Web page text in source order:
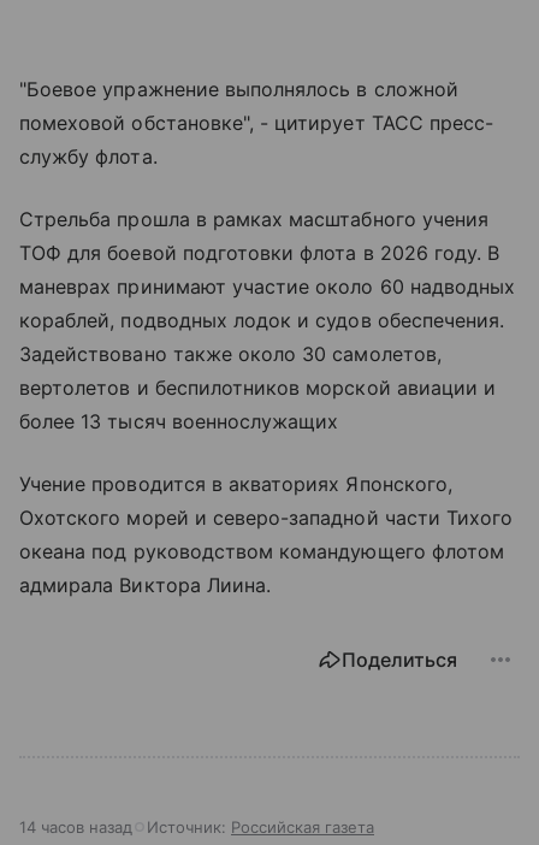
"Боевое упражнение выполнялось в сложной
помеховой обстановке", - цитирует ТАСС пресс-
службу флота.
Стрельба прошла в рамках масштабного учения
ТОФ для боевой подготовки флота в 2026 году. В
маневрах принимают участие около 60 надводных
кораблей, подводных лодок и судов обеспечения.
Задействовано также около 30 самолетов,
вертолетов и беспилотников морской авиации и
более 13 тысяч военнослужащих
Учение проводится в акваториях Японского,
Охотского морей и северо-западной части Тихого
океана под руководством командующего флотом
адмирала Виктора Лиина.
Поделиться
14 часов назад Источник: Российская газета